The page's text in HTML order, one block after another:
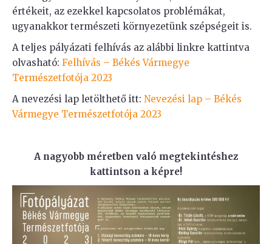
értékeit, az ezekkel kapcsolatos problémákat,
ugyanakkor természeti környezetünk szépségeit is.
A teljes pályázati felhívás az alábbi linkre kattintva
olvasható: Felhívás – Békés Vármegye
Természetfotója 2023
A nevezési lap letölthető itt: Nevezési lap – Békés
Vármegye Természetfotója 2023
A nagyobb méretben való megtekintéshez
kattintson a képre!